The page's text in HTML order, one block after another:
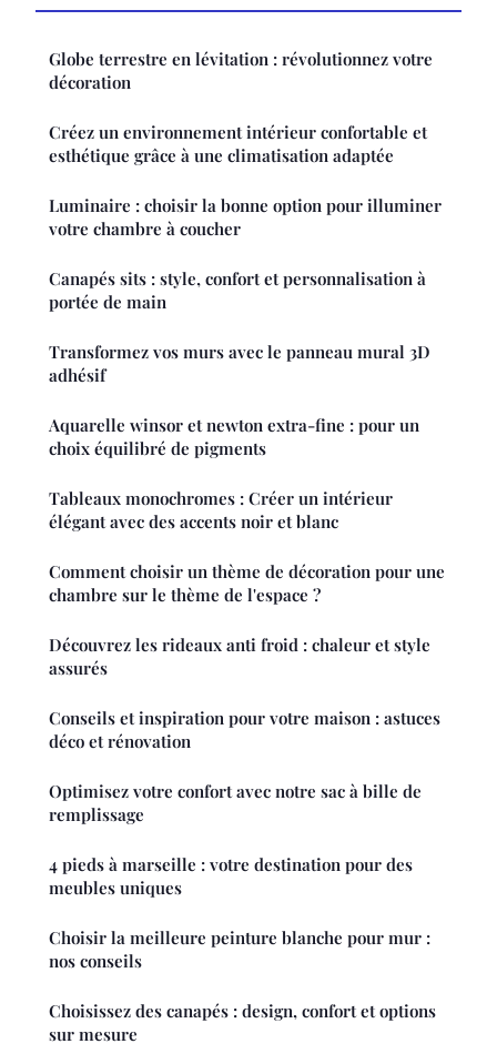
Globe terrestre en lévitation : révolutionnez votre
décoration
Créez un environnement intérieur confortable et
esthétique grâce à une climatisation adaptée
Luminaire : choisir la bonne option pour illuminer
votre chambre à coucher
Canapés sits : style, confort et personnalisation à
portée de main
Transformez vos murs avec le panneau mural 3D
adhésif
Aquarelle winsor et newton extra-fine : pour un
choix équilibré de pigments
Tableaux monochromes : Créer un intérieur
élégant avec des accents noir et blanc
Comment choisir un thème de décoration pour une
chambre sur le thème de l'espace ?
Découvrez les rideaux anti froid : chaleur et style
assurés
Conseils et inspiration pour votre maison : astuces
déco et rénovation
Optimisez votre confort avec notre sac à bille de
remplissage
4 pieds à marseille : votre destination pour des
meubles uniques
Choisir la meilleure peinture blanche pour mur :
nos conseils
Choisissez des canapés : design, confort et options
sur mesure